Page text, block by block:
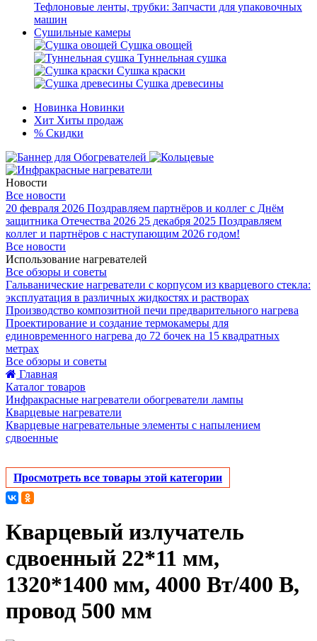
Тефлоновые ленты, трубки: Запчасти для упаковочных
машин
Сушильные камеры
Сушка овощей
Туннельная сушка
Сушка краски
Сушка древесины
Новинка Новинки
Хит Хиты продаж
% Скидки
Новости
Все новости
20 февраля 2026 Поздравляем партнёров и коллег с Днём
защитника Отечества 2026 25 декабря 2025 Поздравляем
коллег и партнёров с наступающим 2026 годом!
Все новости
Использование нагревателей
Все обзоры и советы
Гальванические нагреватели с корпусом из кварцевого стекла:
эксплуатация в различных жидкостях и растворах
Производство композитной печи предварительного нагрева
Проектирование и создание термокамеры для
единовременного нагрева до 72 бочек на 15 квадратных
метрах
Все обзоры и советы
Главная
Каталог товаров
Инфракрасные нагреватели обогреватели лампы
Кварцевые нагреватели
Кварцевые нагревательные элементы с напылением
сдвоенные
Просмотреть все товары этой категории
Кварцевый излучатель
cдвоенный 22*11 мм,
1320*1400 мм, 4000 Вт/400 В,
провод 500 мм